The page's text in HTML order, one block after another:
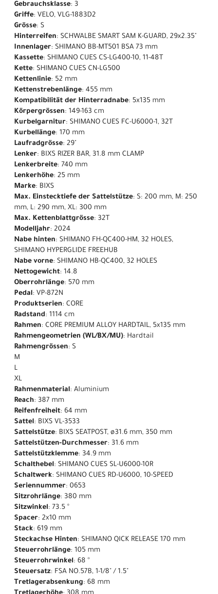
Gebrauchsklasse: 3
Griffe: VELO, VLG-1883D2
Grösse: S
Hinterreifen: SCHWALBE SMART SAM K-GUARD, 29x2.35"
Innenlager: SHIMANO BB-MT501 BSA 73 mm
Kassette: SHIMANO CUES CS-LG400-10, 11-48T
Kette: SHIMANO CUES CN-LG500
Kettenlinie: 52 mm
Kettenstrebenlänge: 455 mm
Kompatibilität der Hinterradnabe: 5x135 mm
Körpergrössen: 149-163 cm
Kurbelgarnitur: SHIMANO CUES FC-U6000-1, 32T
Kurbellänge: 170 mm
Laufradgrösse: 29"
Lenker: BIXS RIZER BAR, 31.8 mm CLAMP
Lenkerbreite: 740 mm
Lenkerhöhe: 25 mm
Marke: BIXS
Max. Einstecktiefe der Sattelstütze: S: 200 mm, M: 250
mm, L: 290 mm, XL: 300 mm
Max. Kettenblattgrösse: 32T
Modelljahr: 2024
Nabe hinten: SHIMANO FH-QC400-HM, 32 HOLES,
SHIMANO HYPERGLIDE FREEHUB
Nabe vorne: SHIMANO HB-QC400, 32 HOLES
Nettogewicht: 14.8
Oberrohrlänge: 570 mm
Pedal: VP-872N
Produktserien: CORE
Radstand: 1114 cm
Rahmen: CORE PREMIUM ALLOY HARDTAIL, 5x135 mm
Rahmengeometrien (WL/BX/MU): Hardtail
Rahmengrössen: S
M
L
XL
Rahmenmaterial: Aluminium
Reach: 387 mm
Reifenfreiheit: 64 mm
Sattel: BIXS VL-3533
Sattelstütze: BIXS SEATPOST, ø31.6 mm, 350 mm
Sattelstützen-Durchmesser: 31.6 mm
Sattelstützklemme: 34.9 mm
Schalthebel: SHIMANO CUES SL-U6000-10R
Schaltwerk: SHIMANO CUES RD-U6000, 10-SPEED
Seriennummer: 0653
Sitzrohrlänge: 380 mm
Sitzwinkel: 73.5 °
Spacer: 2x10 mm
Stack: 619 mm
Steckachse Hinten: SHIMANO QICK RELEASE 170 mm
Steuerrohrlänge: 105 mm
Steuerrohrwinkel: 68 °
Steuersatz: FSA NO.57B, 1-1/8" / 1.5"
Tretlagerabsenkung: 68 mm